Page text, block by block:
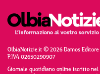
OlbiaNotizie.it © 2026 Damos Editore
P.IVA 02650290907
Giornale quotidiano online iscritto